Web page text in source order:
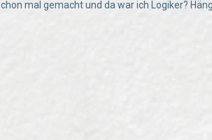
mal gemacht und da war ich Logiker?